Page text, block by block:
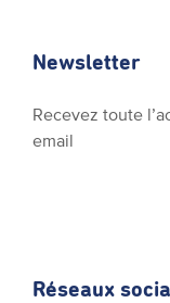
Newsletter
Recevez toute
email
Réseaux